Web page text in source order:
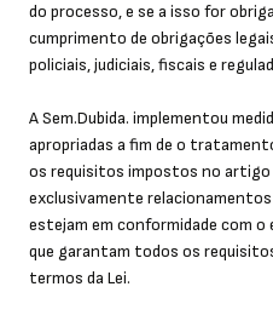
do processo, e se a isso for
cumprimento de obrigações
policiais, judiciais, fiscais e
A Sem.Dubida. implementou
apropriadas a fim de o
os requisitos impostos no artigo
exclusivamente
estejam em conformidade com
que garantam todos os
termos da Lei.